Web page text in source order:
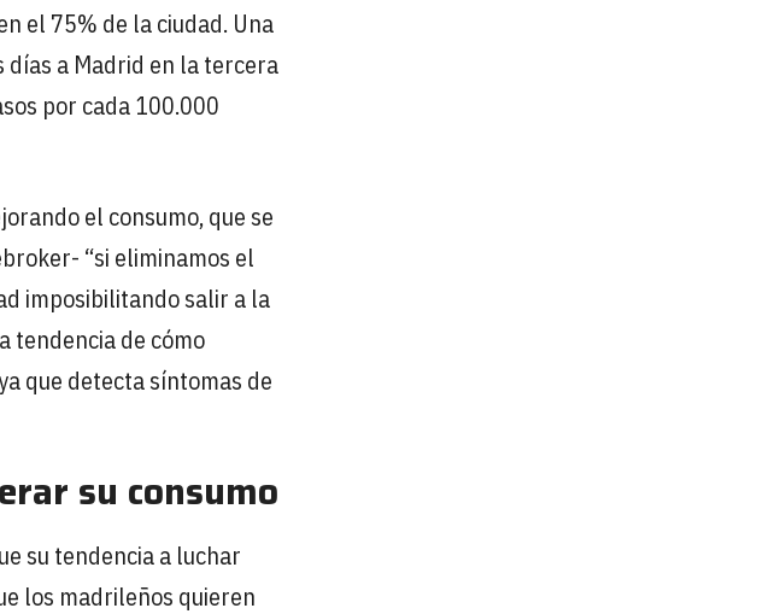
el 75% de la ciudad. Una
días a Madrid en la tercera
por cada 100.000
el consumo, que se
“si eliminamos el
imposibilitando salir a la
tendencia de cómo
que detecta síntomas de
su consumo
su tendencia a luchar
los madrileños quieren